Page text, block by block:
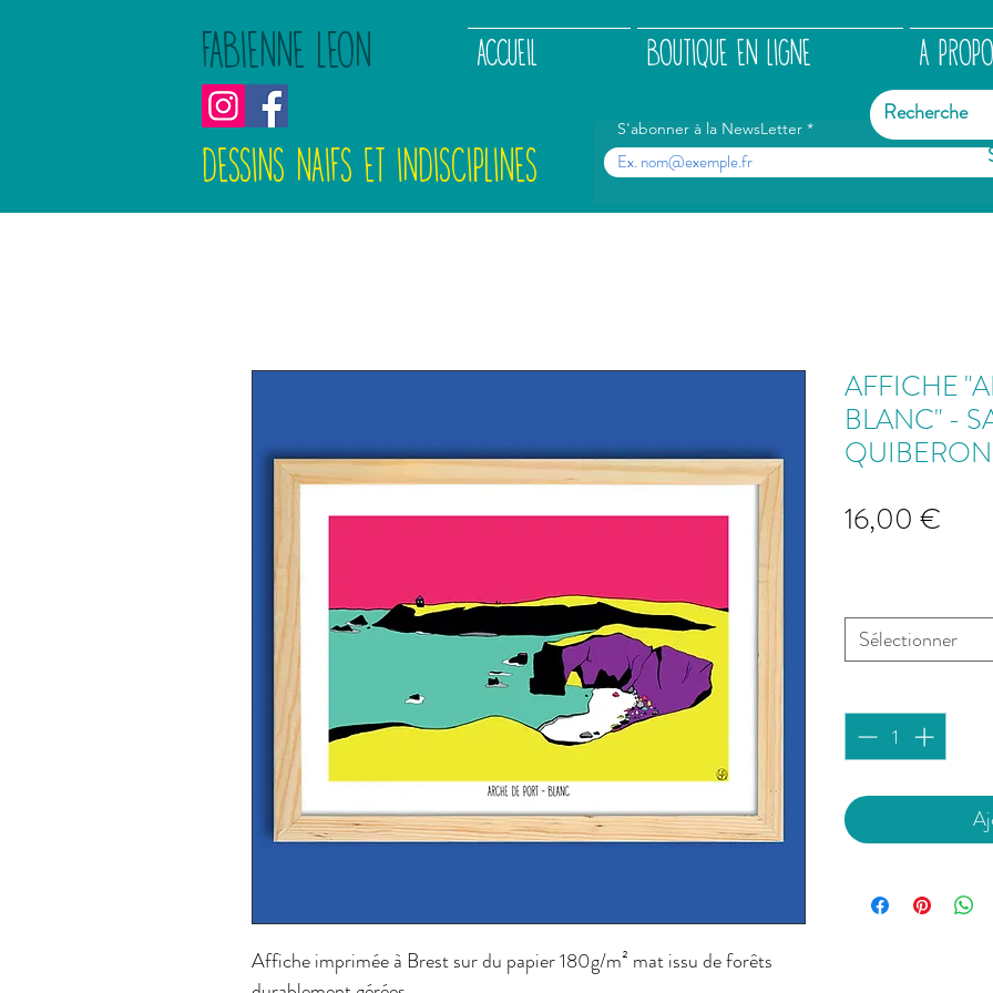
FABIENNE LEON ACCUEIL BOUTIQUE EN LIGNE A
DESSINS NAIFS ET INDISCIPLINES
S'abonner à la NewsLetter
Affiche imprimée à Brest sur du papier 180g/m² mat issu de forêts
AFFICHE
BLANC" -
QUIBERON
16,00 €
Sélectionner